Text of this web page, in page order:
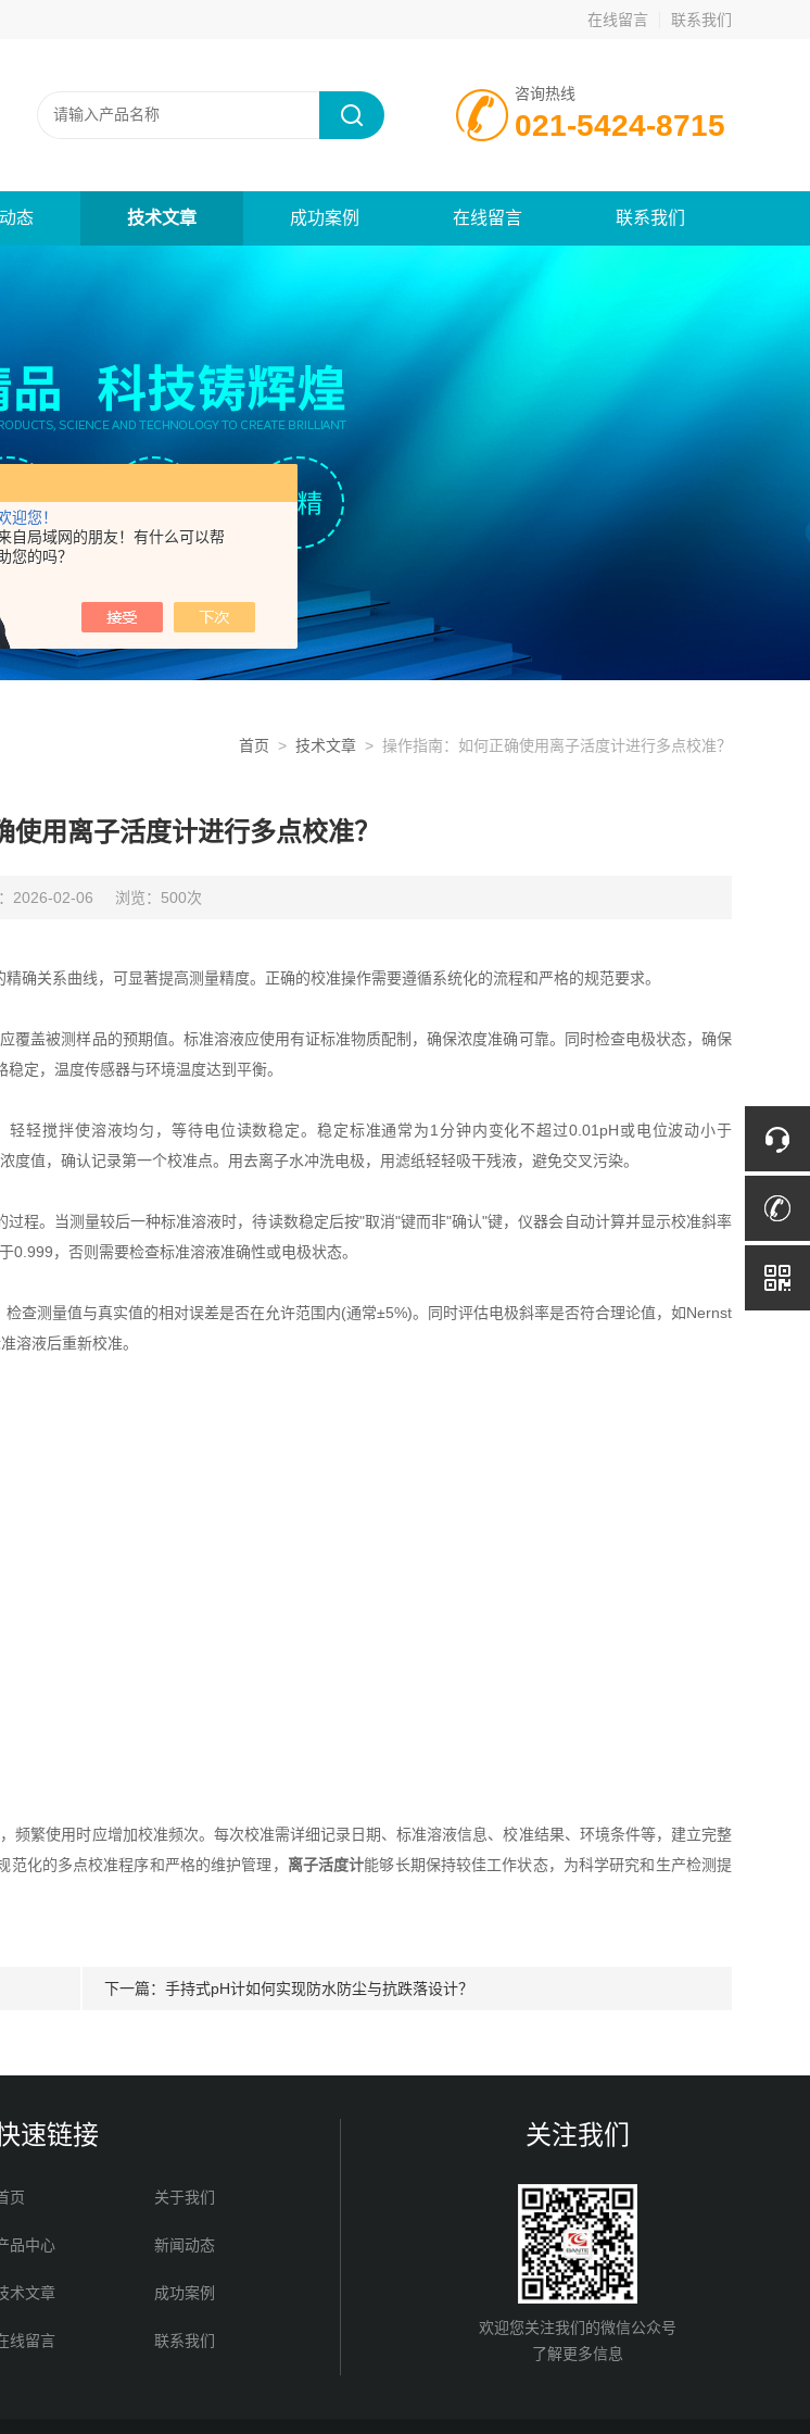
迎您！
自局域网的朋友！有什么可以帮
助您的吗？
在线留言 联系我们
咨询热线
021-5424-8715
态 技术文章 成功案例 在线留言 联系我们
首页 > 技术文章 > 操作指南：如何正确使用离子活度计进行多点校准？
用离子活度计进行多点校准？
2026-02-06 浏览：500次
确关系曲线，可显著提高测量精度。正确的校准操作需要遵循系统化的流程和严格的规范要求。
盖被测样品的预期值。标准溶液应使用有证标准物质配制，确保浓度准确可靠。同时检查电极状态，确保
定，温度传感器与环境温度达到平衡。
搅拌使溶液均匀，等待电位读数稳定。稳定标准通常为1分钟内变化不超过0.01pH或电位波动小于
值，确认记录第一个校准点。用去离子水冲洗电极，用滤纸轻轻吸干残液，避免交叉污染。
。当测量较后一种标准溶液时，待读数稳定后按"取消"键而非"确认"键，仪器会自动计算并显示校准斜率
0.999，否则需要检查标准溶液准确性或电极状态。
测量值与真实值的相对误差是否在允许范围内(通常±5%)。同时评估电极斜率是否符合理论值，如Nernst
溶液后重新校准。
繁使用时应增加校准频次。每次校准需详细记录日期、标准溶液信息、校准结果、环境条件等，建立完整
化的多点校准程序和严格的维护管理， 离子活度计能够长期保持较佳工作状态，为科学研究和生产检测提
下一篇： 手持式pH计如何实现防水防尘与抗跌落设计？
速链接
页 关于我们
品中心 新闻动态
术文章 成功案例
线留言 联系我们
关注我们
欢迎您关注我们的微信公众号
了解更多信息